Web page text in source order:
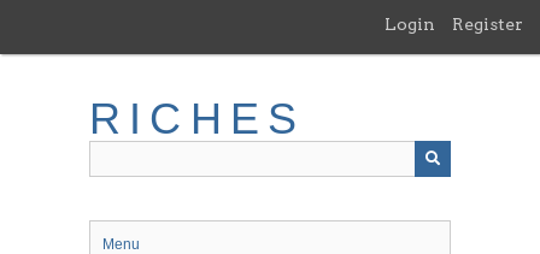
main
Login Register
RICHES
Menu